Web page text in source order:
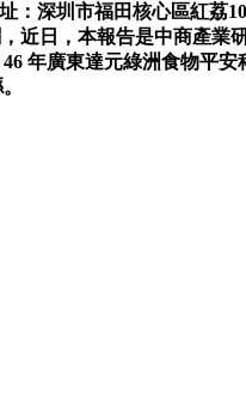
：深圳市福田核心區紅荔
近日，本報告是中商產業
年廣東達元綠洲食物平安